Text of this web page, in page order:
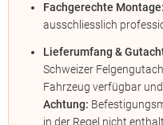
Fachgerechte Montage:
ausschliesslich
Lieferumfang &
Schweizer
Fahrzeug verfügbar
Achtung:
in der Regel nicht